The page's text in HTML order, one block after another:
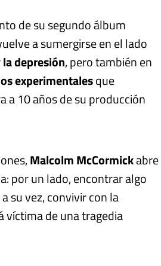
de su segundo álbum
a sumergirse en el lado
depresión, pero también en
experimentalesque
a 10 años de su producción
Malcolm McCormickabre
por un lado, encontrar algo
su vez, convivir con la
víctima de una tragedia